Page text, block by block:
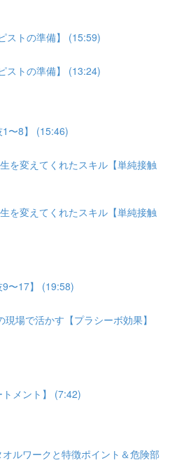
ストの準備】 (15:59)
ストの準備】 (13:24)
〜8】 (15:46)
を変えてくれたスキル【単純接触
を変えてくれたスキル【単純接触
〜17】 (19:58)
場で活かす【プラシーボ効果】
メント】 (7:42)
ルワークと特徴ポイント＆危険部